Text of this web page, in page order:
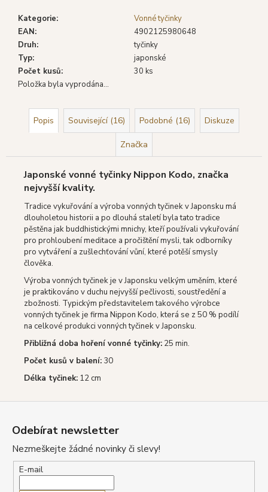
Kategorie:
Vonné tyčinky
EAN:
4902125980648
Druh:
tyčinky
Typ:
japonské
Počet kusů:
30 ks
Položka byla vyprodána…
Popis Související (16) Podobné (16) Diskuze
Značka
Japonské vonné tyčinky Nippon Kodo, značka
nejvyšší kvality.
Tradice vykuřování a výroba vonných tyčinek v Japonsku má
dlouholetou historii a po dlouhá staletí byla tato tradice
pěstěna jak buddhistickými mnichy, kteří používali vykuřování
pro prohloubení meditace a pročištění mysli, tak odborníky
pro vytváření a zušlechťování vůní, které potěší smysly
člověka.
Výroba vonných tyčinek je v Japonsku velkým uměním, které
je praktikováno v duchu nejvyšší pečlivosti, soustředění a
zbožnosti. Typickým představitelem takového výrobce
vonných tyčinek je firma Nippon Kodo, která se z 50 % podílí
na celkové produkci vonných tyčinek v Japonsku.
Přibližná doba hoření vonné tyčinky: 25 min.
Počet kusů v balení: 30
Délka tyčinek: 12 cm
GOLOKA
VONNÉ
TYČINKY
NAG
Původně:
Odebírat newsletter
Nezmeškejte žádné novinky či slevy!
E-mail